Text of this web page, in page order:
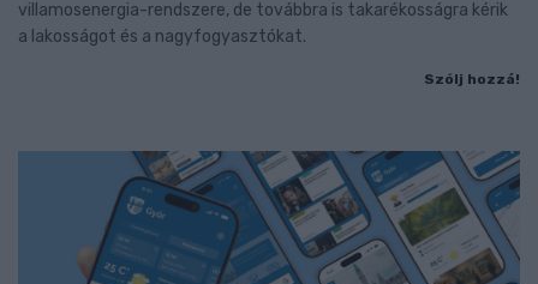
villamosenergia-rendszere, de továbbra is takarékosságra kérik
a lakosságot és a nagyfogyasztókat.
Szólj hozzá!